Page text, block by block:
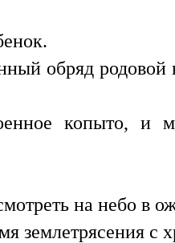
обряд
копыто, и
на небо в
землетрясения с